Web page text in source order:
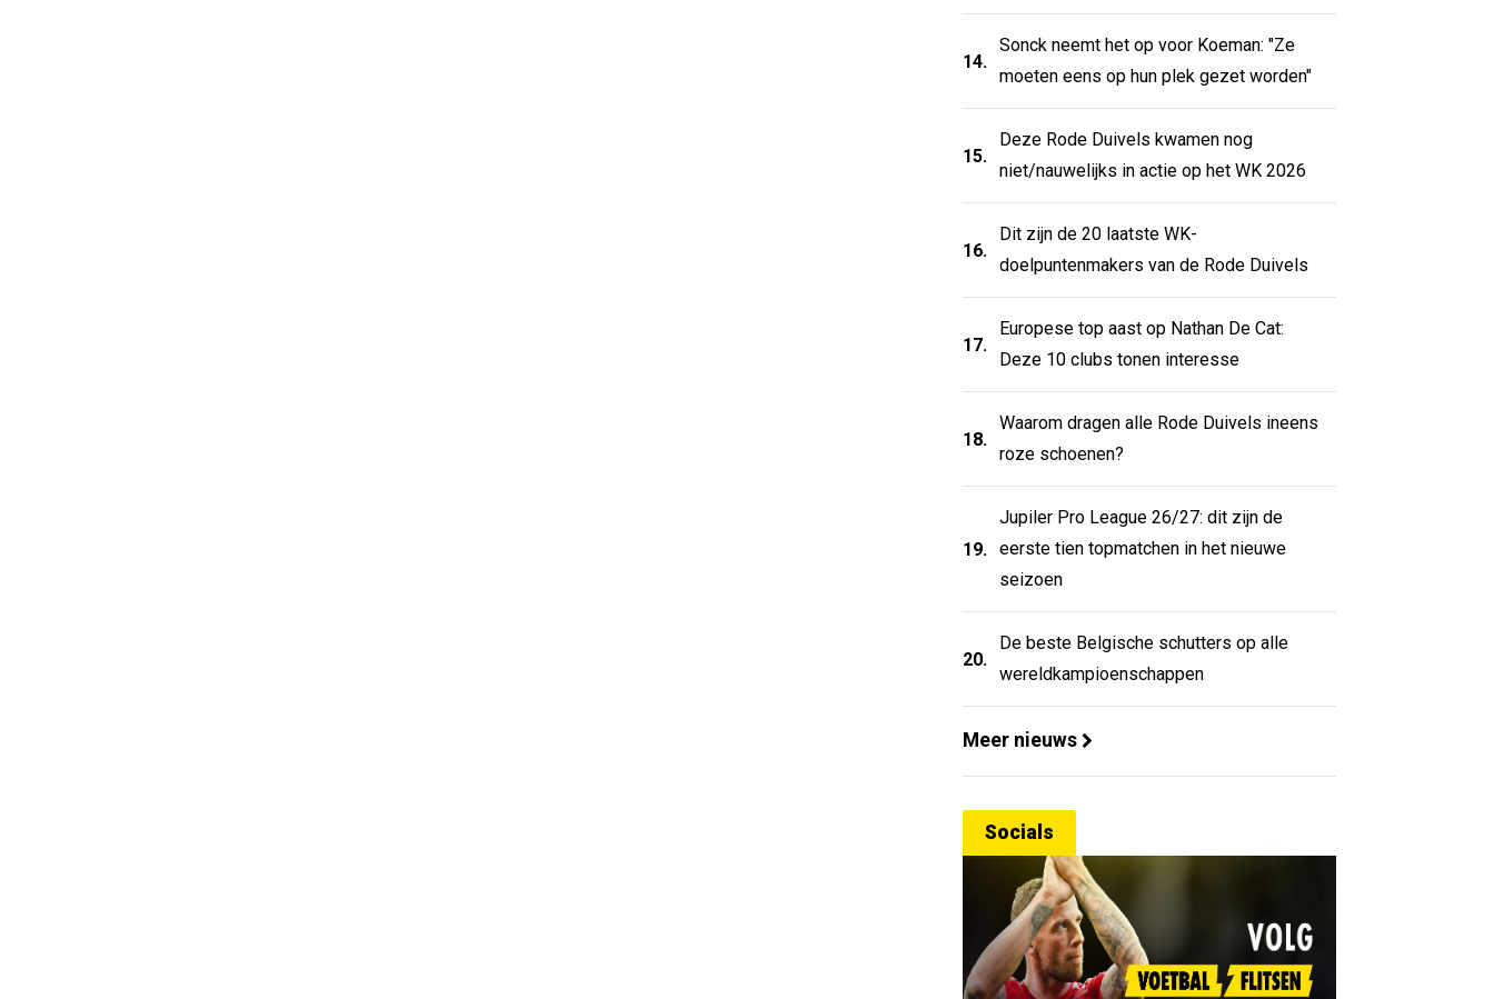
14.
Sonck neemt het op voor Koeman: "Ze
moeten eens op hun plek gezet worden"
15.
Deze Rode Duivels kwamen nog
niet/nauwelijks in actie op het WK 2026
16.
Dit zijn de 20 laatste WK-
doelpuntenmakers van de Rode Duivels
17.
Europese top aast op Nathan De Cat:
Deze 10 clubs tonen interesse
18.
Waarom dragen alle Rode Duivels ineens
roze schoenen?
19.
Jupiler Pro League 26/27: dit zijn de
eerste tien topmatchen in het nieuwe
seizoen
20.
De beste Belgische schutters op alle
wereldkampioenschappen
Meer nieuws
Socials